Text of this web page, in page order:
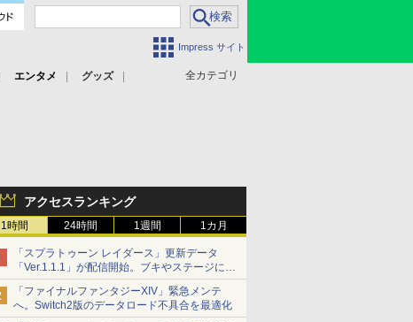
Impress サイト
全カテゴリ
エンタメ
グッズ
アクセスランキング
1時間 24時間 1週間 1カ月
「スプラトゥーン レイダース」更新データ
「Ver.1.1.1」が配信開始。ブキやステージに関
する不具合を修正
「ファイナルファンタジーXIV」緊急メンテ
へ。Switch2版のデータロード不具合を最適化